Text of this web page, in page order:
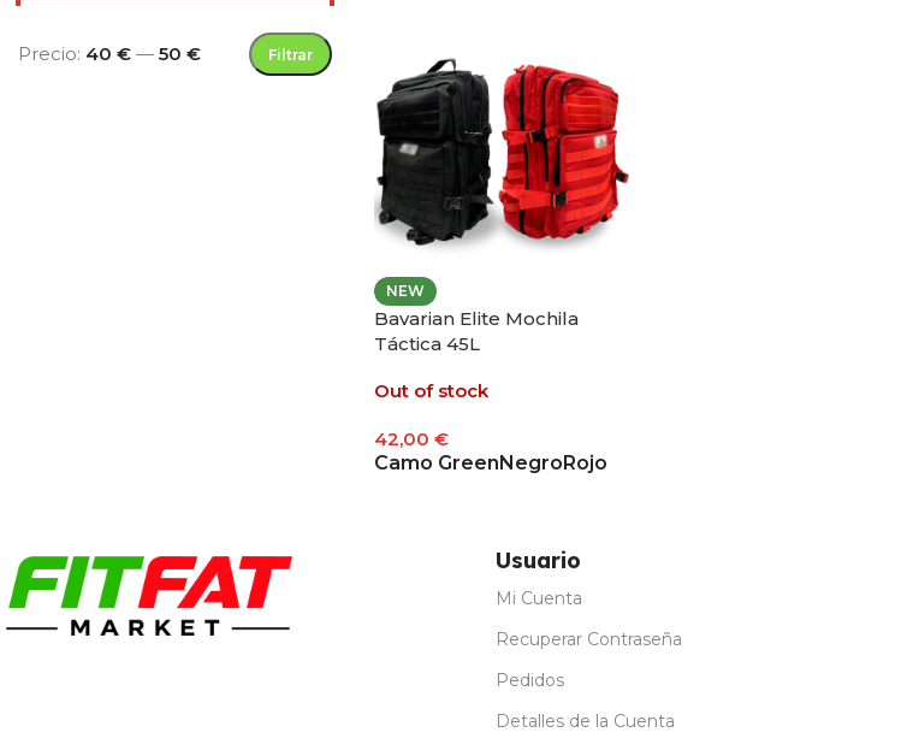
Filtrar
Precio: 40 € — 50 €
NEW
Bavarian Elite Mochila
Táctica 45L
Out of stock
42,00 €
Camo GreenNegroRojo
Usuario
Mi Cuenta
Recuperar Contraseña
Pedidos
Detalles de la Cuenta